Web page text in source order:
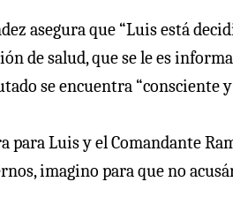
asegura que “Luis está
de salud, que se le es
se encuentra “consciente
para Luis y el Comandante
imagino para que no